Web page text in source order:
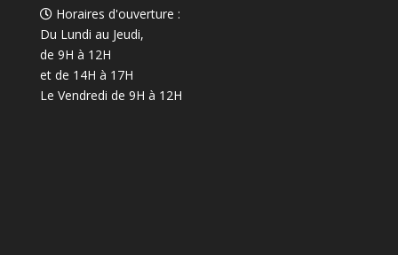
Horaires d'ouverture :
Du Lundi au Jeudi,
de 9H à 12H
et de 14H à 17H
Le Vendredi de 9H à 12H